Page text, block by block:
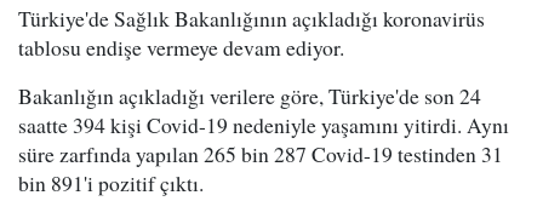
Türkiye'de Sağlık Bakanlığının açıkladığı koronavirüs
tablosu endişe vermeye devam ediyor.
Bakanlığın açıkladığı verilere göre, Türkiye'de son 24
saatte 394 kişi Covid-19 nedeniyle yaşamını yitirdi. Aynı
süre zarfında yapılan 265 bin 287 Covid-19 testinden 31
bin 891'i pozitif çıktı.